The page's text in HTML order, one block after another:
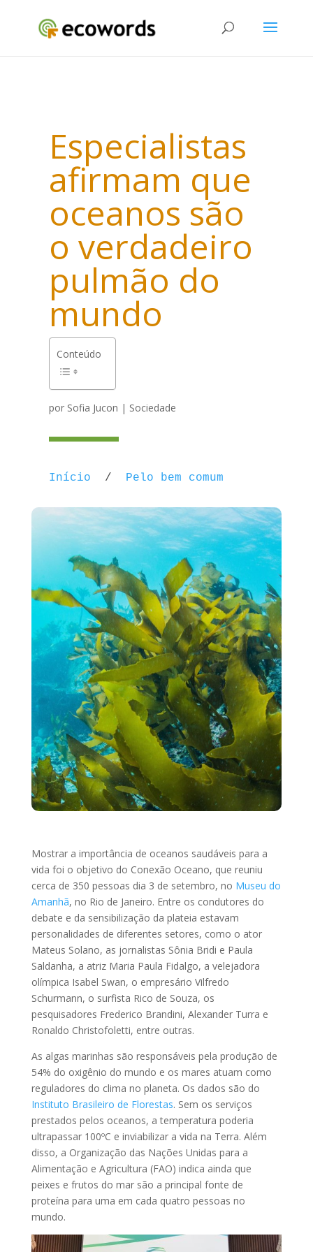
Especialistas
afirmam que
oceanos são
o verdadeiro
pulmão do
mundo
Conteúdo
por Sofia Jucon | Sociedade
Início / Pelo bem comum
Mostrar a importância de oceanos saudáveis para a
vida foi o objetivo do Conexão Oceano, que reuniu
cerca de 350 pessoas dia 3 de setembro, no Museu do
Amanhã, no Rio de Janeiro. Entre os condutores do
debate e da sensibilização da plateia estavam
personalidades de diferentes setores, como o ator
Mateus Solano, as jornalistas Sônia Bridi e Paula
Saldanha, a atriz Maria Paula Fidalgo, a velejadora
olímpica Isabel Swan, o empresário Vilfredo
Schurmann, o surfista Rico de Souza, os
pesquisadores Frederico Brandini, Alexander Turra e
Ronaldo Christofoletti, entre outras.
As algas marinhas são responsáveis pela produção de
54% do oxigênio do mundo e os mares atuam como
reguladores do clima no planeta. Os dados são do
Instituto Brasileiro de Florestas. Sem os serviços
prestados pelos oceanos, a temperatura poderia
ultrapassar 100ºC e inviabilizar a vida na Terra. Além
disso, a Organização das Nações Unidas para a
Alimentação e Agricultura (FAO) indica ainda que
peixes e frutos do mar são a principal fonte de
proteína para uma em cada quatro pessoas no
mundo.